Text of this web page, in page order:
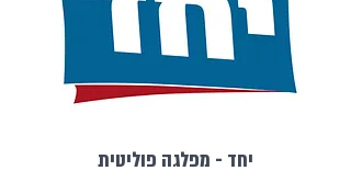
יחד - מפלגה פוליטית